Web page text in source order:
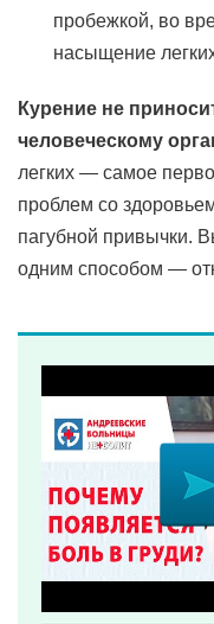
пробежкой, во
насыщение
Курение не
человеческому
легких — самое
проблем со
пагубной привычки.
одним способом —